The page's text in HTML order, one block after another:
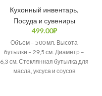
Кухонный инвентарь,
Посуда и сувениры
499.00₽
Объем – 500 мл. Высота
бутылки – 29,5 см. Диаметр –
6,3 см. Стеклянная бутылка для
масла, уксуса и соусов